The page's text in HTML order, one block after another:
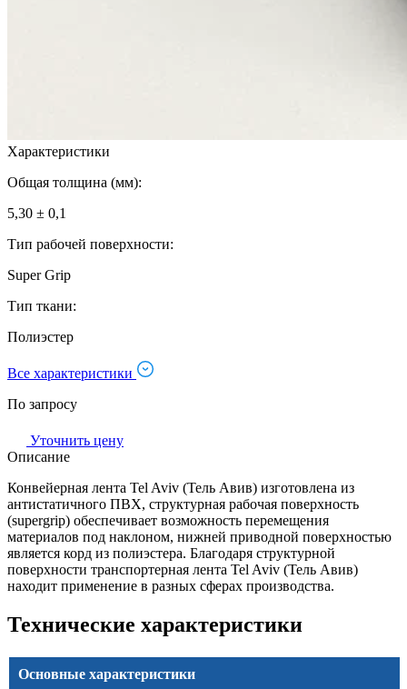
Характеристики
Общая толщина (мм):
5,30 ± 0,1
Тип рабочей поверхности:
Super Grip
Тип ткани:
Полиэстер
Все характеристики
По запросу
Уточнить цену
Описание
Конвейерная лента Tel Aviv (Тель Авив) изготовлена из
антистатичного ПВХ, структурная рабочая поверхность
(supergrip) обеспечивает возможность перемещения
материалов под наклоном, нижней приводной поверхностью
является корд из полиэстера. Благодаря структурной
поверхности транспортерная лента Tel Aviv (Тель Авив)
находит применение в разных сферах производства.
Технические характеристики
Основные характеристики